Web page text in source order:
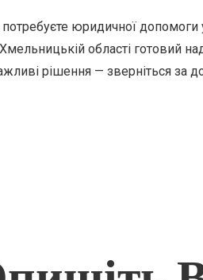
юридичної допомоги
Хмельницькій області готовий
рішення — зверніться за